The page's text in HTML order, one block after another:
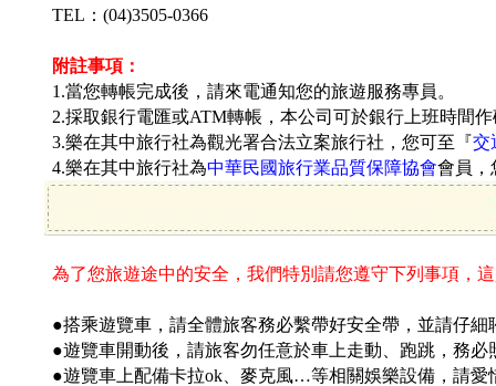
TEL：(04)3505-0366
附註事項：
1.當您轉帳完成後，請來電通知您的旅遊服務專員。
2.採取銀行電匯或ATM轉帳，本公司可於銀行上班時間
3.樂在其中旅行社為觀光署合法立案旅行社，您可至『交
4.樂在其中旅行社為中華民國旅行業品質保障協會會員，
為了您旅遊途中的安全，我們特別請您遵守下列事項，
●搭乘遊覽車，請全體旅客務必繫帶好安全帶，並請仔
●遊覽車開動後，請旅客勿任意於車上走動、跑跳，務必
●遊覽車上配備卡拉ok、麥克風…等相關娛樂設備，請愛